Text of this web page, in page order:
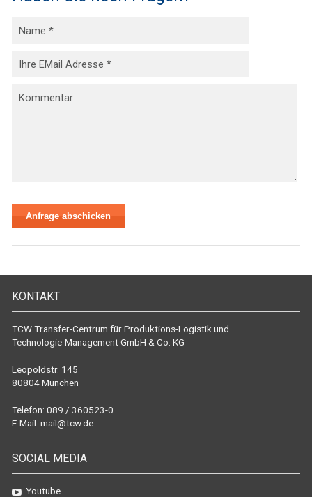
KONTAKT
TCW Transfer-Centrum für Produktions-Logistik und
Technologie-Management GmbH & Co. KG
Leopoldstr. 145
80804 München
Telefon: 089 / 360523-0
E-Mail: mail@tcw.de
SOCIAL MEDIA
Youtube